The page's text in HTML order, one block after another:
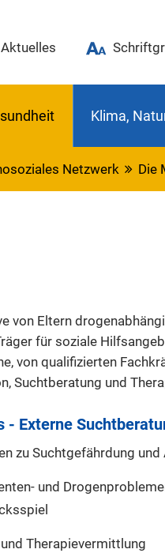
Aktuelles
Klima,
Netzwerk Die
von Eltern
für soziale
von qualifizierten
Suchtberatung und
- Externe
zu Suchtgefährdung
und
Therapievermittlung